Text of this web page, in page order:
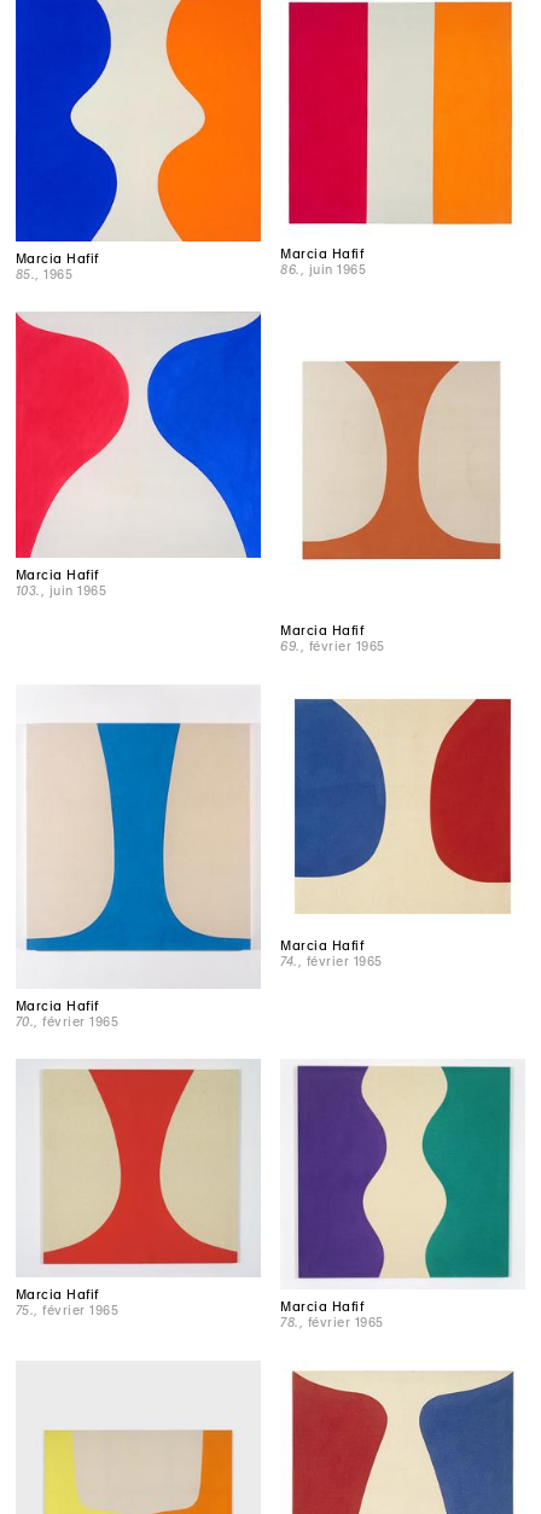
Marcia Hafif
85.
, 1965
Marcia Hafif
86., juin 1965
Marcia Hafif
103.
, juin 1965
Marcia Hafif
69., février 1965
Marcia Hafif
70.
, février 1965
Marcia Hafif
74.
, février 1965
Marcia Hafif
75.
, février 1965
Marcia Hafif
78.
, février 1965